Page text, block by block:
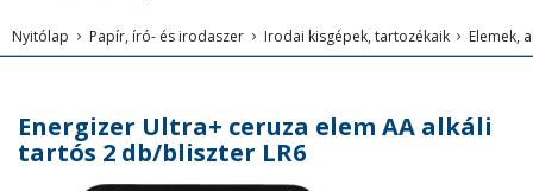
Nyitólap Papír, író- és irodaszer Irodai kisgépek, tartozékaik Elemek,
Energizer Ultra+ ceruza elem AA alkáli
tartós 2 db/bliszter LR6